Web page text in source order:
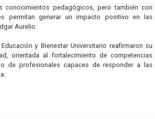
pedagógicos, pero también con
permitan generar un impacto positivo en las
Aurelio.
y Bienestar Universitario reafirmaron su
orientada al fortalecimiento de competencias
de profesionales capaces de responder a las